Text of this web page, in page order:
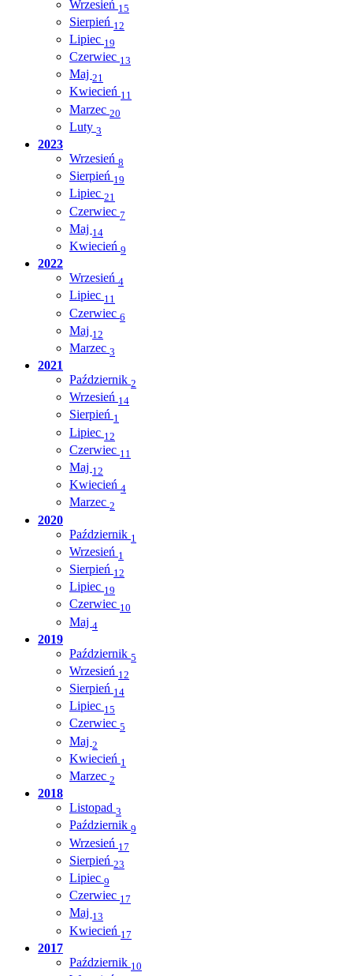
Wrzesień 15
Sierpień 12
Lipiec 19
Czerwiec 13
Maj 21
Kwiecień 11
Marzec 20
Luty 3
2023
Wrzesień 8
Sierpień 19
Lipiec 21
Czerwiec 7
Maj 14
Kwiecień 9
2022
Wrzesień 4
Lipiec 11
Czerwiec 6
Maj 12
Marzec 3
2021
Październik 2
Wrzesień 14
Sierpień 1
Lipiec 12
Czerwiec 11
Maj 12
Kwiecień 4
Marzec 2
2020
Październik 1
Wrzesień 1
Sierpień 12
Lipiec 19
Czerwiec 10
Maj 4
2019
Październik 5
Wrzesień 12
Sierpień 14
Lipiec 15
Czerwiec 5
Maj 2
Kwiecień 1
Marzec 2
2018
Listopad 3
Październik 9
Wrzesień 17
Sierpień 23
Lipiec 9
Czerwiec 17
Maj 13
Kwiecień 17
2017
Październik 10